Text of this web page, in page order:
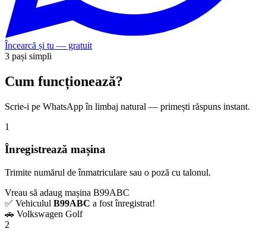
Încearcă și tu — gratuit
3 pași simpli
Cum funcționează?
Scrie-i pe WhatsApp în limbaj natural — primești răspuns instant.
1
Înregistrează mașina
Trimite numărul de înmatriculare sau o poză cu talonul.
Vreau să adaug mașina B99ABC
✅ Vehiculul B99ABC a fost înregistrat!
🚗 Volkswagen Golf
2